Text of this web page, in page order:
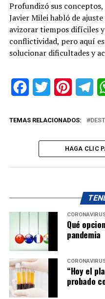
Profundizó sus
Javier Milei habló de
avizorar tiempos difíciles
conflictividad, pero aquí
solucionar dificultades y
FacebookTwitter Pinterest
TEMAS RELACIONADOS:
HAGA CLIC
Qué
pandemia
“Hoy el
probado